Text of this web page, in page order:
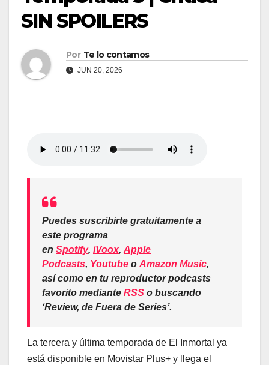
SIN SPOILERS
Por Te lo contamos
JUN 20, 2026
Puedes suscribirte gratuitamente a
este programa
en Spotify, iVoox, Apple
Podcasts, Youtube o Amazon Music,
así como en tu reproductor podcasts
favorito mediante RSS o buscando
‘Review, de Fuera de Series’.
La tercera y última temporada de El Inmortal ya
está disponible en Movistar Plus+ y llega el